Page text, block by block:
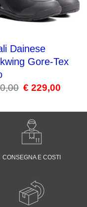
Dainese
Gore-Tex
Il
prezzo
€ 260,00.
€ 229,00
€
CONSEGNA E COSTI